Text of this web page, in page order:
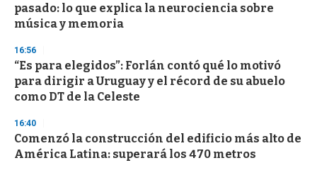
o
f
3
s
e
o
n
pasado: lo que explica la neurociencia sobre
música y memoria
16:56
“Es para elegidos”: Forlán contó qué lo motivó
para dirigir a Uruguay y el récord de su abuelo
como DT de la Celeste
16:40
Comenzó la construcción del edificio más alto de
América Latina: superará los 470 metros